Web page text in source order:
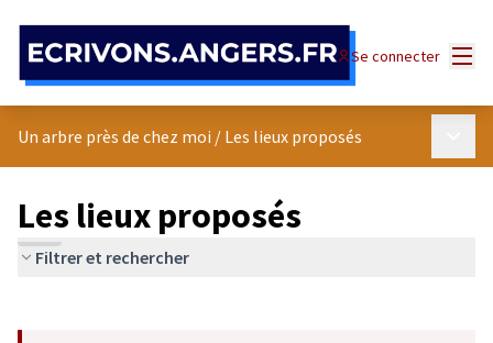
Se connecter
Un arbre près de chez moi / Les lieux proposés
Les lieux proposés
Filtrer et rechercher